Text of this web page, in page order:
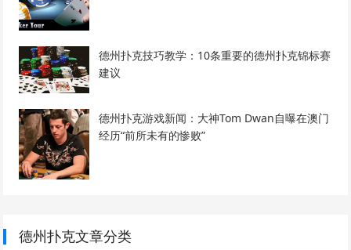
德州扑克技巧教学：10条重要的德州扑克锦标赛
建议
德州扑克游戏新闻：大神Tom Dwan自曝在澳门
经历“前所未有的惨败”
德州扑克文章分类